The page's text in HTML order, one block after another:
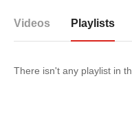
Videos Playlists
There isn't any playlist in